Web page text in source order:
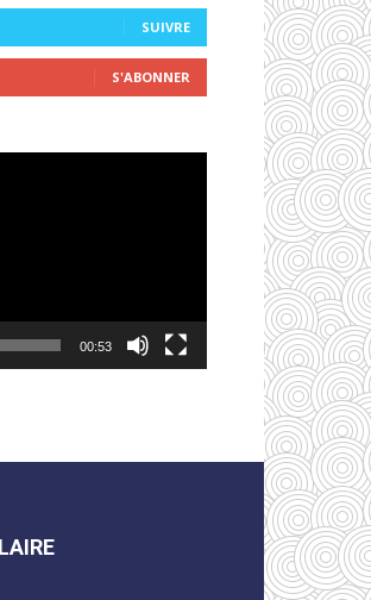
SUIVRE
S'ABONNER
00:53